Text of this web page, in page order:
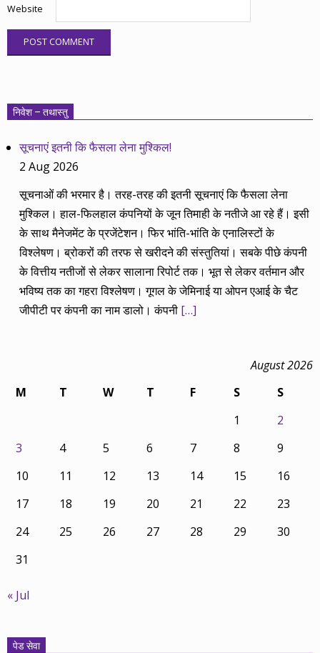
Website
निवेश – तथास्तु
सूचनाएं इतनी कि फैसला लेना मुश्किल!
2 Aug 2026
सूचनाओं की भरमार है। तरह-तरह की इतनी सूचनाएं कि फैसला लेना
मुश्किल। हाल-फिलहाल कंपनियों के जून तिमाही के नतीजे आ रहे हैं। इसी
के साथ मैनेजमेंट के प्रजेंटेशन। फिर भांति-भांति के एनालिस्टों के
विश्लेषण। ब्रोकरों की तरफ से खरीदने की संस्तुतियां। सबके पीछे कंपनी
के वित्तीय नतीजों से लेकर सालाना रिपोर्ट तक। भूत से लेकर वर्तमान और
भविष्य तक का गहरा विश्लेषण। गूगल के जेमिनाई या ओपन एआई के चैट
जीपीटी पर कंपनी का नाम डालो। कंपनी […]
August 2026
M
T W T F S
S
1
2
3
4 5 6 7 8
9
10
11 12 13 14 15
16
17
18 19 20 21 22
23
24
25 26 27 28 29
30
31
« Jul
पेड सेवा